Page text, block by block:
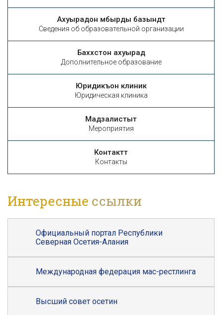
Ахуырадон ӕмбырды базындтӕ
Сведения об образовательной организации
Баххӕстон ахуырад
Дополнительное образование
Юридикъон клиникӕ
Юридическая клиника
Мадзалистытӕ
Мероприятия
Контакттӕ
Контакты
Интересные ссылки
Официальный портал Республики
Северная Осетия-Алания
Международная федерация мас-рестлинга
Высший совет осетин